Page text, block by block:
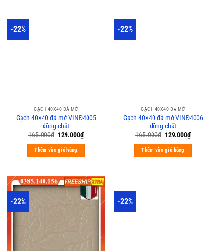
-22%
GẠCH 40X40 ĐÁ MỜ
Gạch 40×40 đá mờ VINĐ4005
đồng chất
165.000₫ 129.000₫
Thêm vào giỏ hàng
-22%
GẠCH 40X40 ĐÁ MỜ
Gạch 40×40 đá mờ VINĐ4006
đồng chất
165.000₫ 129.000₫
Thêm vào giỏ hàng
-22% -22%